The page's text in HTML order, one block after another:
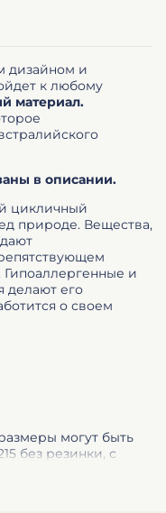
дизайном и
к любому
материал.
в описании.
цикличный
природе. Вещества,
и
делают его
о своем
могут быть
без резинки, с
1